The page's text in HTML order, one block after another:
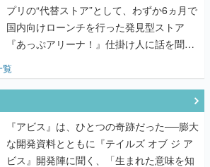
てみた
覧
『アビス』は、ひとつの奇跡だった──膨大
な開発資料とともに『テイルズ オブ ジ ア
るRPG」が生まれた理由【ゲームの企画
書】
なにが、人を「ロマンシング」させるの